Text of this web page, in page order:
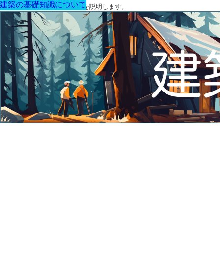
建築に関する用語と関連法令を説明します。
建築の基礎知識について
建築の基礎知識について
建築の基礎知識について
建築の基礎知識について
建築の基礎知識について
建築の基礎知識について
建築の基礎知識について